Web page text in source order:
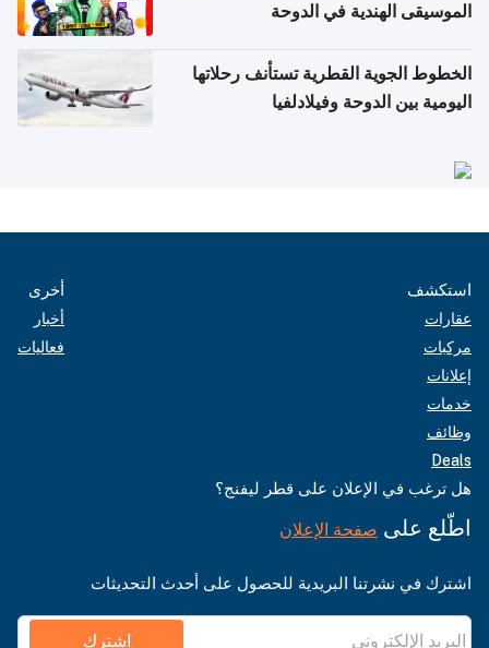
الموسيقى الهندية في الدوحة
الخطوط الجوية القطرية تستأنف رحلاتها
اليومية بين الدوحة وفيلادلفيا
استكشف
عقارات
مركبات
إعلانات
خدمات
وظائف
Deals
أخرى
أخبار
فعاليات
هل ترغب في الإعلان على قطر ليفنج؟
اطّلع على صفحة الإعلان
اشترك في نشرتنا البريدية للحصول على أحدث التحديثات
اشترك